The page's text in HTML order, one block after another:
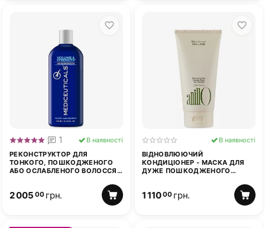
РЕКОНСТРУКТОР ДЛЯ
ТОНКОГО, ПОШКОДЖЕНОГО
АБО ОСЛАБЛЕНОГО ВОЛОССЯ
1 В наявності
2 005 00 грн.
ВІДНОВЛЮЮЧИЙ
КОНДИЦІОНЕР - МАСКА ДЛЯ
ДУЖЕ ПОШКОДЖЕНОГО
GARDEN DAMAGE REPAIR 150 МЛ
В наявності
1 110 00 грн.